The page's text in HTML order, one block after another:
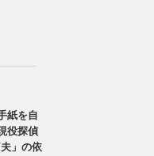
紙を自
役探偵
」の依